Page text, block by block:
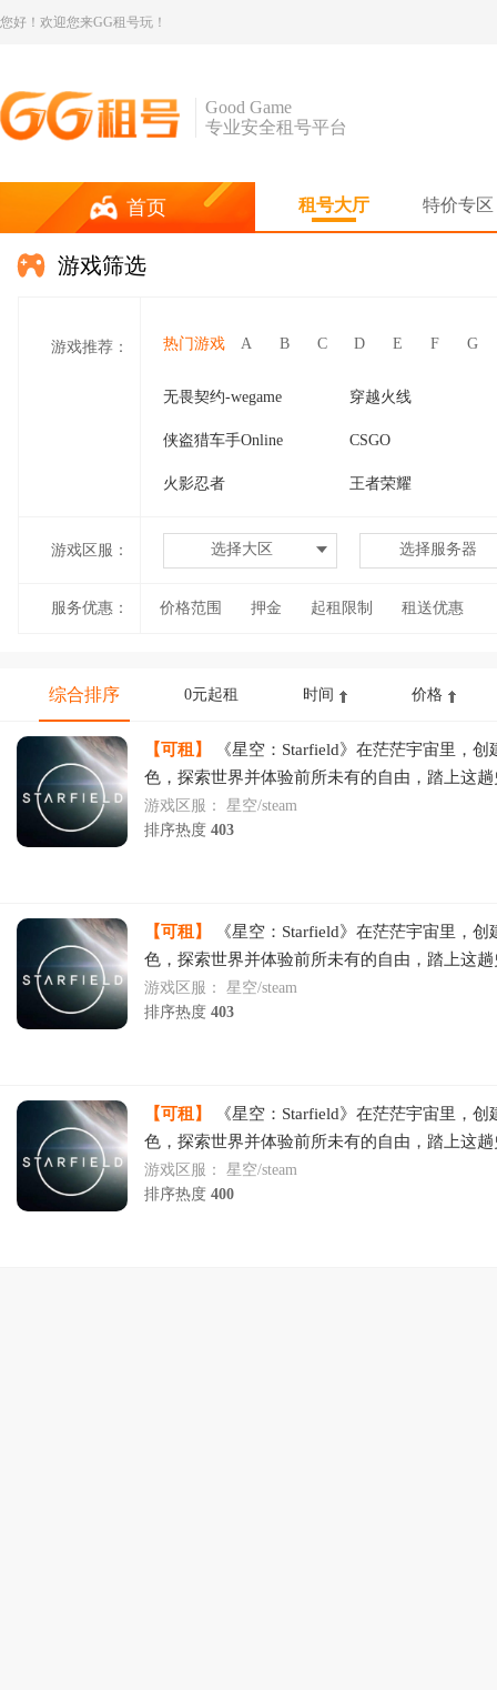
您好！欢迎您来GG租号玩！
Good Game
专业安全租号平台
首页 租号大厅 特价专区
游戏筛选
游戏推荐： 热门游戏 A B C D E F G
无畏契约-wegame 穿越火线
侠盗猎车手Online CSGO
火影忍者 王者荣耀
游戏区服： 选择大区 选择服务器
服务优惠： 价格范围 押金 起租限制 租送优惠
综合排序 0元起租 时间 价格
【可租】
《星空：Starfield》在茫茫宇宙里，创
色，探索世界并体验前所未有的自由，踏上这
程，发掘人类文明的终极奥秘。
游戏区服： 星空/steam
排序热度 403
【可租】
《星空：Starfield》在茫茫宇宙里，创
色，探索世界并体验前所未有的自由，踏上这
程，发掘人类文明的终极奥秘。
游戏区服： 星空/steam
排序热度 403
【可租】
《星空：Starfield》在茫茫宇宙里，创
色，探索世界并体验前所未有的自由，踏上这
程，发掘人类文明的终极奥秘。
游戏区服： 星空/steam
排序热度 400